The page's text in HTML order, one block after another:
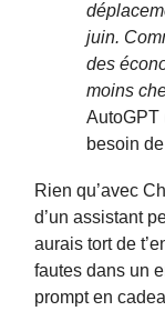
juin.
des
moins
AutoGPT
besoin
Rien qu’avec
d’un assistant
aurais tort de
fautes dans un
prompt en